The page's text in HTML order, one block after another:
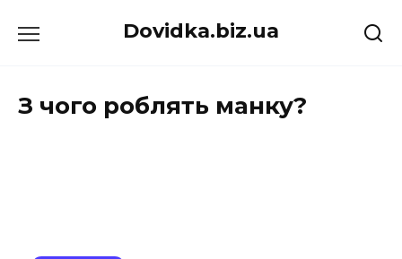
до
Dovidka.biz.ua
З чого роблять манку?